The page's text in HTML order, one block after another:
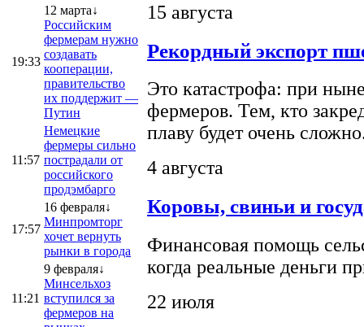
19:33
12 марта↓
Российским
фермерам нужно
создавать
кооперации,
правительство
их поддержит —
Путин
11:57
Немецкие
фермеры сильно
пострадали от
российского
продэмбарго
17:57
16 февраля↓
Минпромторг
хочет вернуть
рынки в города
11:21
9 февраля↓
Минсельхоз
вступился за
фермеров на
15 августа
Рекордный экспорт
Это катастрофа: при
фермеров. Тем, кто
плаву будет очень
4 августа
Коровы, свиньи и
Финансовая помощь
когда реальные деньги
22 июля